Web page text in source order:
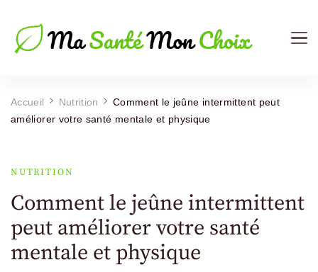
Accueil Nutrition
Comment le jeûne intermittent peut
améliorer votre santé mentale et physique
NUTRITION
Comment le jeûne intermittent
peut améliorer votre santé
mentale et physique